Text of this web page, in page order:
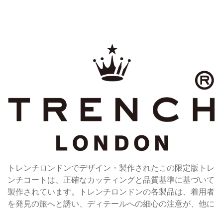
トレンチロンドンでデザイン・製作されたこの限定版トレ
ンチコートは、正確なカッティングと品質基準に基づいて
製作されています。トレンチロンドンの各製品は、着用者
を発見の旅へと誘い、ディテールへの細心の注意が、他に